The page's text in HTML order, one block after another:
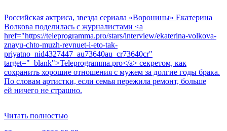
Российская актриса, звезда сериала «Воронины» Екатерина
Волкова поделилась с журналистами <a
href="https://teleprogramma.pro/stars/interview/ekaterina-volkova-
znayu-chto-muzh-revnuet-i-eto-tak-
priyatno_nid4327447_au73640au_cr73640cr"
target="_blank">Teleprogramma.pro</a> секретом, как
сохранить хорошие отношения с мужем за долгие годы брака.
По словам артистки, если семья пережила ремонт, больше
ей ничего не страшно.
Читать полностью